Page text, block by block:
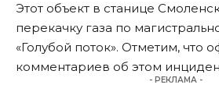
Этот объект в станице
перекачку газа по
«Голубой поток». Отметим, что
комментариев об этом
- РЕКЛАМА -